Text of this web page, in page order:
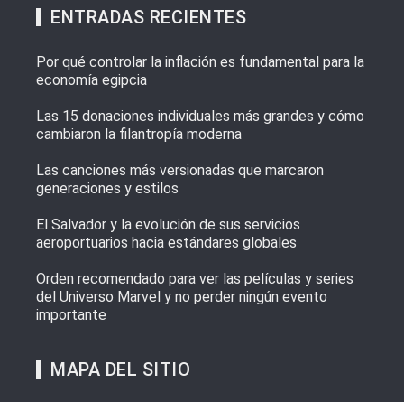
ENTRADAS RECIENTES
Por qué controlar la inflación es fundamental para la
economía egipcia
Las 15 donaciones individuales más grandes y cómo
cambiaron la filantropía moderna
Las canciones más versionadas que marcaron
generaciones y estilos
El Salvador y la evolución de sus servicios
aeroportuarios hacia estándares globales
Orden recomendado para ver las películas y series
del Universo Marvel y no perder ningún evento
importante
MAPA DEL SITIO